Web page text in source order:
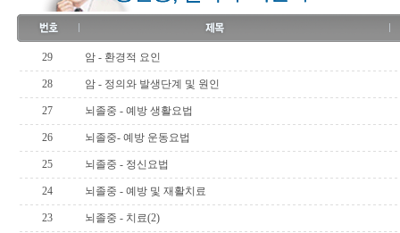
29 암 - 환경적 요인
28 암 - 정의와 발생단계 및 원인
27 뇌졸중 - 예방 생활요법
26 뇌졸중- 예방 운동요법
25 뇌졸중 - 정신요법
24 뇌졸중 - 예방 및 재활치료
23 뇌졸중 - 치료(2)